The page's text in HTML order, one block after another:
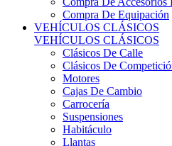
VEHÍCULOS CLÁSICOS
VEHÍCULOS CLÁSICOS
Clásicos De Calle
Clásicos De Competición
Motores
Cajas De Cambio
Carrocería
Suspensiones
Habitáculo
Llantas
Neumáticos